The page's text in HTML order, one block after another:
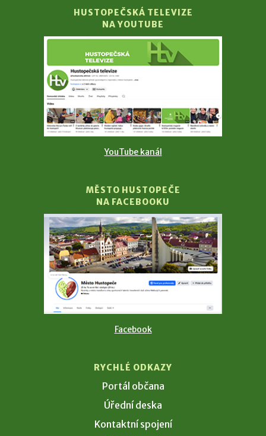
HUSTOPEČSKÁ TELEVIZE
NA YOUTUBE
YouTube kanál
MĚSTO HUSTOPEČE
NA FACEBOOKU
Facebook
RYCHLÉ ODKAZY
Portál občana
Úřední deska
Kontaktní spojení